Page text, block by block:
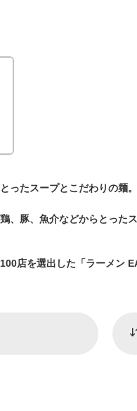
ったスープとこだわりの麺。
、豚、魚介などからとったス
店を選出した「ラーメン